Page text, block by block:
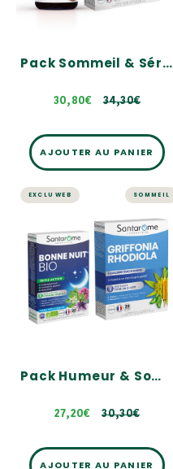
Pack Sommeil & Sérénité
30,80€ 34,30€
Équilibre émotionnel
AJOUTER AU PANIER
EXCLU WEB SOMMEIL
Pack Humeur & Sommeil – Sans mélatonine
27,20€ 30,30€
SOMMEIL ET STRESS
Pack Humeur &
Sommeil – Sans
mélatonine
Un duo complémentaire
pour retrouver équilibre
émotionnel et sommeil
sans accoutumance
30,30€
AJOUTER AU PANIER